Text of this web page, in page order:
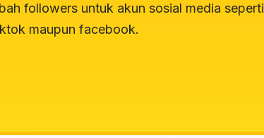
followers untuk akun sosial media seperti
maupun facebook.